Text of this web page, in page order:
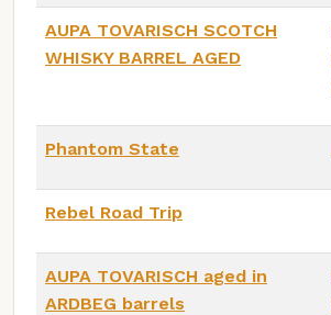
AUPA TOVARISCH SCOTCH
WHISKY BARREL AGED
Phantom State
Rebel Road Trip
AUPA TOVARISCH aged in
ARDBEG barrels